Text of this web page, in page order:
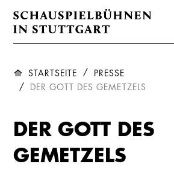
STARTSEITE
PRESSE
DER GOTT DES GEMETZELS
DER GOTT DES
GEMETZELS